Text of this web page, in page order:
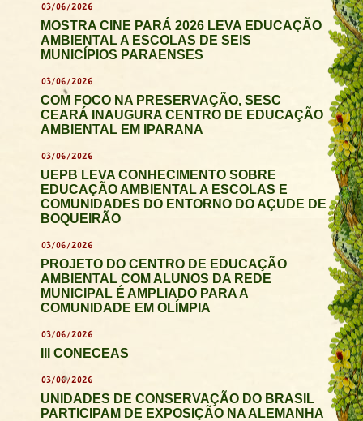
03/06/2026
MOSTRA CINE PARÁ 2026 LEVA EDUCAÇÃO
AMBIENTAL A ESCOLAS DE SEIS
MUNICÍPIOS PARAENSES
03/06/2026
COM FOCO NA PRESERVAÇÃO, SESC
CEARÁ INAUGURA CENTRO DE EDUCAÇÃO
AMBIENTAL EM IPARANA
03/06/2026
UEPB LEVA CONHECIMENTO SOBRE
EDUCAÇÃO AMBIENTAL A ESCOLAS E
COMUNIDADES DO ENTORNO DO AÇUDE DE
BOQUEIRÃO
03/06/2026
PROJETO DO CENTRO DE EDUCAÇÃO
AMBIENTAL COM ALUNOS DA REDE
MUNICIPAL É AMPLIADO PARA A
COMUNIDADE EM OLÍMPIA
03/06/2026
III CONECEAS
03/06/2026
UNIDADES DE CONSERVAÇÃO DO BRASIL
PARTICIPAM DE EXPOSIÇÃO NA ALEMANHA